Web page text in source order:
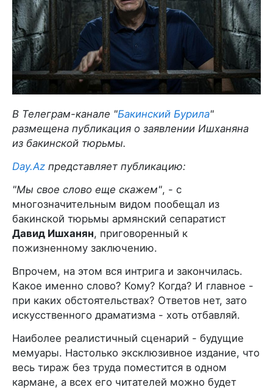
В Телеграм-канале "Бакинский Бурила"
размещена публикация о заявлении Ишханяна
из бакинской тюрьмы.
Day.Az представляет публикацию:
"Мы свое слово еще скажем", - с
многозначительным видом пообещал из
бакинской тюрьмы армянский сепаратист
Давид Ишханян, приговоренный к
пожизненному заключению.
Впрочем, на этом вся интрига и закончилась.
Какое именно слово? Кому? Когда? И главное -
при каких обстоятельствах? Ответов нет, зато
искусственного драматизма - хоть отбавляй.
Наиболее реалистичный сценарий - будущие
мемуары. Настолько эксклюзивное издание, что
весь тираж без труда поместится в одном
кармане, а всех его читателей можно будет